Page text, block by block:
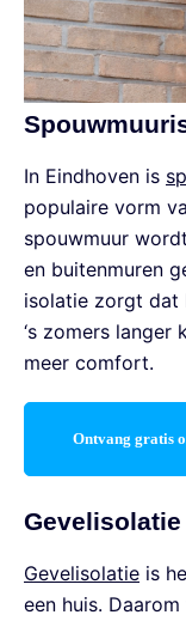
In Eindhoven is
populaire vorm
spouwmuur
en buitenmuren
isolatie zorgt dat
‘s zomers langer
meer comfort.
Ontvang gratis
Gevelisolatie is
een huis.